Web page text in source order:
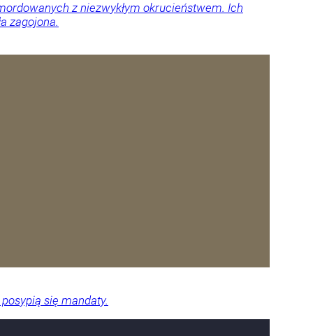
z niezwykłym okrucieństwem. Ich
zagojona.
się mandaty.